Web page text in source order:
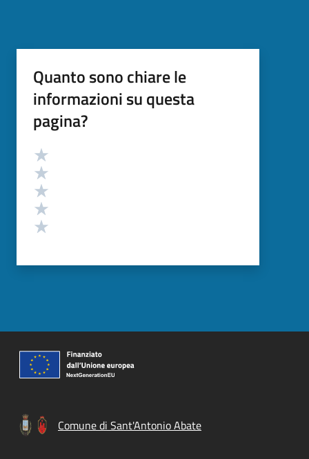
Quanto sono chiare le
informazioni su questa
pagina?
Valutazione
Comune di Sant'Antonio Abate